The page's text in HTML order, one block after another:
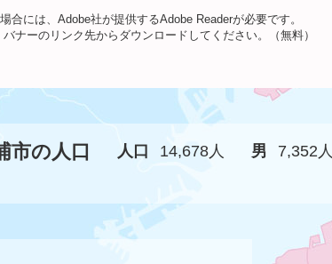
合には、Adobe社が提供するAdobe Readerが必要です。
ナーのリンク先からダウンロードしてください。（無料）
市の人口 人口 14,678人 男 7,352人